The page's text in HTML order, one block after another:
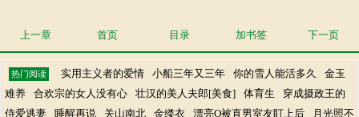
上一章 首页 目录 加书签 下一页
热门阅读 实用主义者的爱情 小船三年又三年 你的雪人能活多久
金玉
难养
合欢宗的女人没有心 壮汉的美人夫郎[美食] 体育生
穿成摄政王的
侍爱逃妻
睡醒再说 关山南北 金缕衣 漂亮O被直男室友盯上后 月光照不